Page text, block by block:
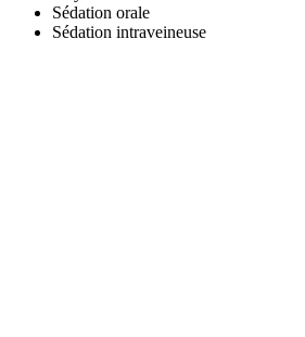
Sédation orale
Sédation intraveineuse